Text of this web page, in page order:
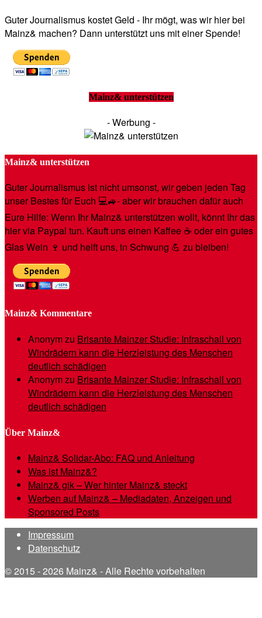
Guter Journalismus kostet Geld - Ihr mögt, was wir hier bei
Mainz& machen? Dann unterstützt uns mit einer Spende!
Mainz& unterstützen
- Werbung -
Mainz& unterstützen
Guter Journalismus ist nicht umsonst, wir geben jeden Tag
unser Bestes für Euch 💻🚙- aber wir brauchen dafür auch
Eure Hilfe: Wenn Ihr Mainz& unterstützen wollt, könnt Ihr das
hier via Paypal tun. Kauft uns einen Kaffee ☕️ oder ein gutes
Glas Wein 🍷 und helft uns, in Schwung 💪 zu bleiben!
Mainz& Kommentare
Anonymzu Brisante Mainzer Studie: Infraschall von
Windrädern kann die Herzleistung des Menschen
deutlich schädigen
Anonymzu Brisante Mainzer Studie: Infraschall von
Windrädern kann die Herzleistung des Menschen
deutlich schädigen
Über Mainz&
Mainz& Solidar-Abo: FAQ und Anleitung
Was ist Mainz&?
Mainz& gik – Wer hinter Mainz& steckt
Werben auf Mainz& – Mediadaten, Anzeigen und
Sponsored Posts
Impressum
Datenschutz
© 2015 - 2026 Mainz& - Alle Rechte vorbehalten